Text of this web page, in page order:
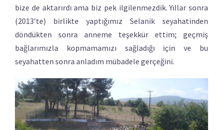
bize de aktarırdı ama biz pek ilgilenmezdik. Yıllar sonra
(2013’te) birlikte yaptığımız Selanik seyahatinden
döndükten sonra anneme teşekkür ettim; geçmiş
bağlarımızla kopmamamızı sağladığı için ve bu
seyahatten sonra anladım mübadele gerçeğini.